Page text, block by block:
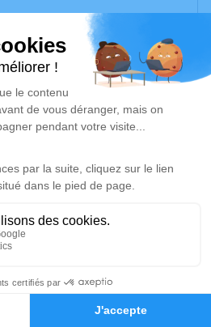
Hommages
cet espace pour laisser
des photos souvenirs, une
pensées à travers des
Cet endroit est un lieu
la mémoire de
Je rends hommage
2022 à 14h30
de Néris-les-Bains